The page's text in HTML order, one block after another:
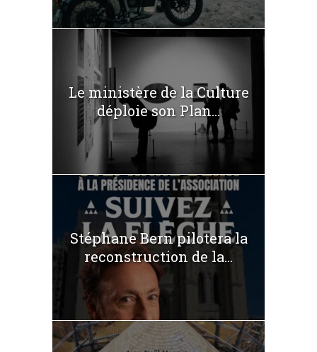
Le ministère de la Culture
déploie son Plan...
Stéphane Bern pilotera la
reconstruction de la...